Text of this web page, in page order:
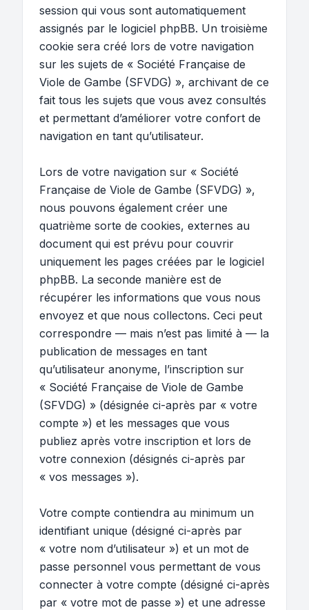
session qui vous sont automatiquement
assignés par le logiciel phpBB. Un troisième
cookie sera créé lors de votre navigation
sur les sujets de « Société Française de
Viole de Gambe (SFVDG) », archivant de ce
fait tous les sujets que vous avez consultés
et permettant d’améliorer votre confort de
navigation en tant qu’utilisateur.
Lors de votre navigation sur « Société
Française de Viole de Gambe (SFVDG) »,
nous pouvons également créer une
quatrième sorte de cookies, externes au
document qui est prévu pour couvrir
uniquement les pages créées par le logiciel
phpBB. La seconde manière est de
récupérer les informations que vous nous
envoyez et que nous collectons. Ceci peut
correspondre — mais n’est pas limité à — la
publication de messages en tant
qu’utilisateur anonyme, l’inscription sur
« Société Française de Viole de Gambe
(SFVDG) » (désignée ci-après par « votre
compte ») et les messages que vous
publiez après votre inscription et lors de
votre connexion (désignés ci-après par
« vos messages »).
Votre compte contiendra au minimum un
identifiant unique (désigné ci-après par
« votre nom d’utilisateur ») et un mot de
passe personnel vous permettant de vous
connecter à votre compte (désigné ci-après
par « votre mot de passe ») et une adresse